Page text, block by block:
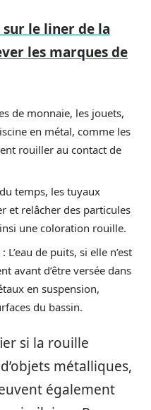
sur le liner de la
les marques de
de monnaie, les jouets,
en métal, comme les
rouiller au contact de
temps, les tuyaux
et relâcher des particules
une coloration rouille.
: L’eau de puits, si elle n’est
avant d’être versée dans
en suspension,
du bassin.
si la rouille
métalliques,
également